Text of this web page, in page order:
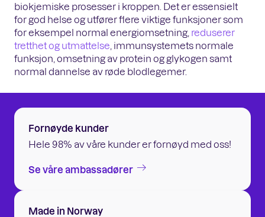
biokjemiske prosesser i kroppen. Det er essensielt
for god helse og utfører flere viktige funksjoner som
for eksempel normal energiomsetning, reduserer
tretthet og utmattelse , immunsystemets normale
funksjon, omsetning av protein og glykogen samt
normal dannelse av røde blodlegemer.
Fornøyde kunder
Hele 98% av våre kunder er fornøyd med oss!
Se våre ambassadører
Made in Norway